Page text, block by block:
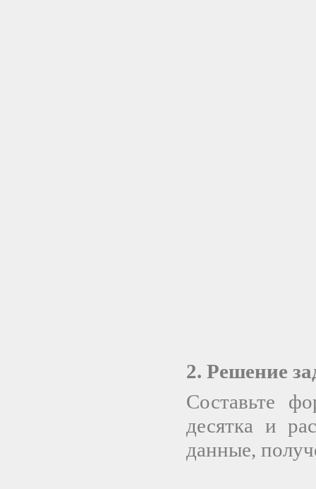
2. Решение
Составьте
десятка и
данные,